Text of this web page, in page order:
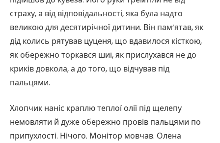
страху, а від відповідальності, яка була надто
великою для десятирічної дитини. Він пам’ятав, як
дід колись рятував цуценя, що вдавилося кісткою,
як обережно торкався шиї, як прислухався не до
криків довкола, а до того, що відчував під
пальцями.
Хлопчик наніс краплю теплої олії під щелепу
немовляти й дуже обережно провів пальцями по
припухлості. Нічого. Монітор мовчав. Олена